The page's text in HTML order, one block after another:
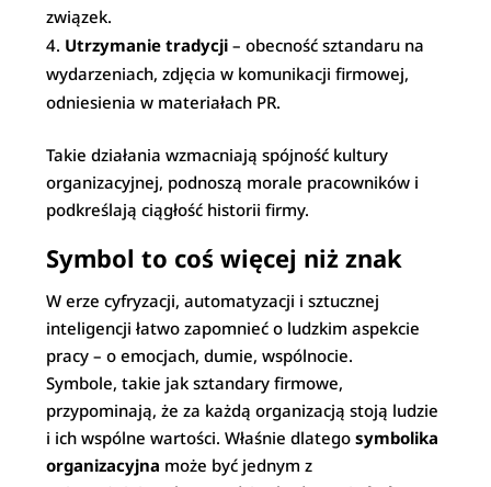
związek.
Utrzymanie tradycji – obecność sztandaru na
wydarzeniach, zdjęcia w komunikacji firmowej,
odniesienia w materiałach PR.
Takie działania wzmacniają spójność kultury
organizacyjnej, podnoszą morale pracowników i
podkreślają ciągłość historii firmy.
Symbol to coś więcej niż znak
W erze cyfryzacji, automatyzacji i sztucznej
inteligencji łatwo zapomnieć o ludzkim aspekcie
pracy – o emocjach, dumie, wspólnocie.
Symbole, takie jak sztandary firmowe,
przypominają, że za każdą organizacją stoją ludzie
i ich wspólne wartości. Właśnie dlategosymbolika
organizacyjna może być jednym z